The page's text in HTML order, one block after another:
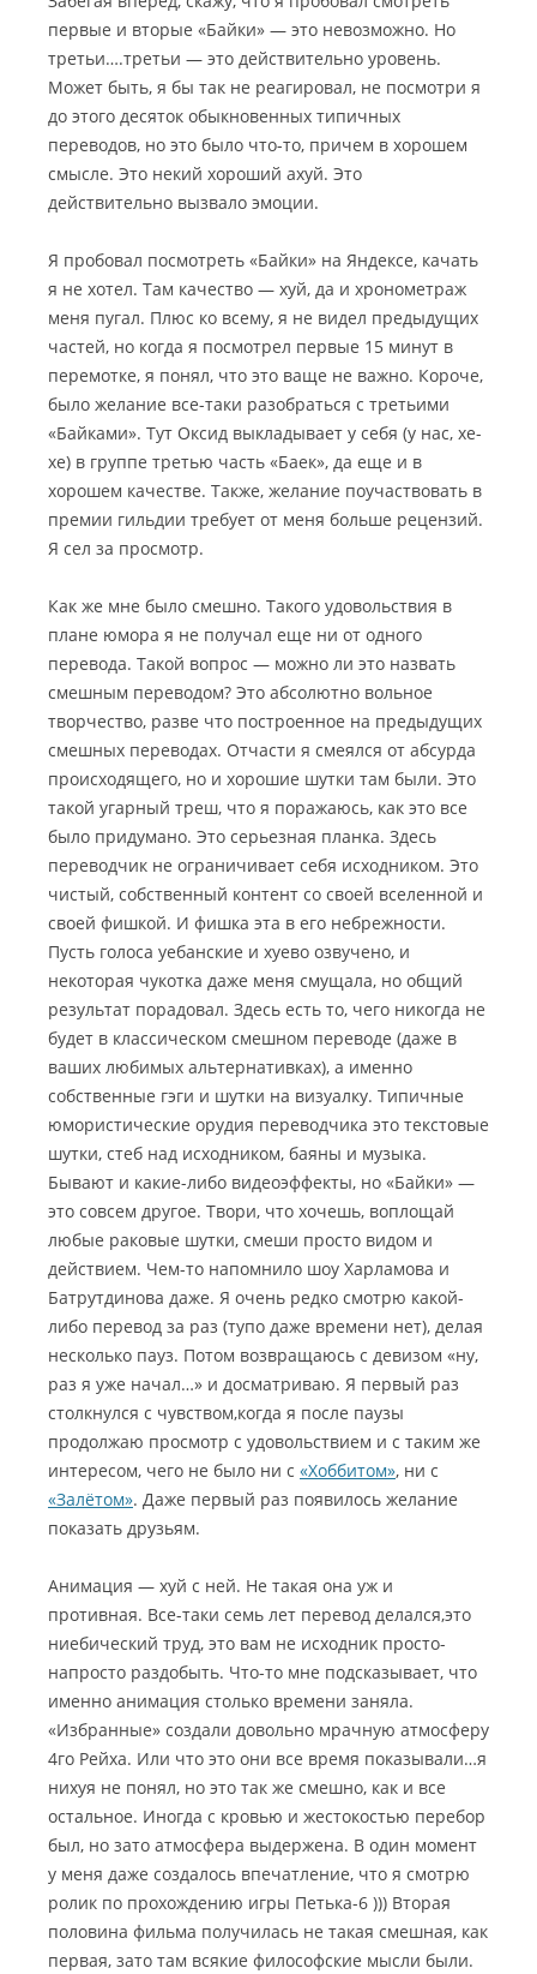
первые и вторые «Байки» — это невозможно. Но
третьи….третьи — это действительно уровень.
Может быть, я бы так не реагировал, не посмотри я
до этого десяток обыкновенных типичных
переводов, но это было что-то, причем в хорошем
смысле. Это некий хороший ахуй. Это
действительно вызвало эмоции.
Я пробовал посмотреть «Байки» на Яндексе, качать
я не хотел. Там качество — хуй, да и хронометраж
меня пугал. Плюс ко всему, я не видел предыдущих
частей, но когда я посмотрел первые 15 минут в
перемотке, я понял, что это ваще не важно. Короче,
было желание все-таки разобраться с третьими
«Байками». Тут Оксид выкладывает у себя (у нас, хе-
хе) в группе третью часть «Баек», да еще и в
хорошем качестве. Также, желание поучаствовать в
премии гильдии требует от меня больше рецензий.
Я сел за просмотр.
Как же мне было смешно. Такого удовольствия в
плане юмора я не получал еще ни от одного
перевода. Такой вопрос — можно ли это назвать
смешным переводом? Это абсолютно вольное
творчество, разве что построенное на предыдущих
смешных переводах. Отчасти я смеялся от абсурда
происходящего, но и хорошие шутки там были. Это
такой угарный треш, что я поражаюсь, как это все
было придумано. Это серьезная планка. Здесь
переводчик не ограничивает себя исходником. Это
чистый, собственный контент со своей вселенной и
своей фишкой. И фишка эта в его небрежности.
Пусть голоса уебанские и хуево озвучено, и
некоторая чукотка даже меня смущала, но общий
результат порадовал. Здесь есть то, чего никогда не
будет в классическом смешном переводе (даже в
ваших любимых альтернативках), а именно
собственные гэги и шутки на визуалку. Типичные
юмористические орудия переводчика это текстовые
шутки, стеб над исходником, баяны и музыка.
Бывают и какие-либо видеоэффекты, но «Байки» —
это совсем другое. Твори, что хочешь, воплощай
любые раковые шутки, смеши просто видом и
действием. Чем-то напомнило шоу Харламова и
Батрутдинова даже. Я очень редко смотрю какой-
либо перевод за раз (тупо даже времени нет), делая
несколько пауз. Потом возвращаюсь с девизом «ну,
раз я уже начал…» и досматриваю. Я первый раз
столкнулся с чувством,когда я после паузы
продолжаю просмотр с удовольствием и с таким же
интересом, чего не было ни с «Хоббитом», ни с
«Залётом». Даже первый раз появилось желание
показать друзьям.
Анимация — хуй с ней. Не такая она уж и
противная. Все-таки семь лет перевод делался,это
ниебический труд, это вам не исходник просто-
напросто раздобыть. Что-то мне подсказывает, что
именно анимация столько времени заняла.
«Избранные» создали довольно мрачную атмосферу
4го Рейха. Или что это они все время показывали…я
нихуя не понял, но это так же смешно, как и все
остальное. Иногда с кровью и жестокостью перебор
был, но зато атмосфера выдержена. В один момент
у меня даже создалось впечатление, что я смотрю
ролик по прохождению игры Петька-6 ))) Вторая
половина фильма получилась не такая смешная, как
первая, зато там всякие философские мысли были.